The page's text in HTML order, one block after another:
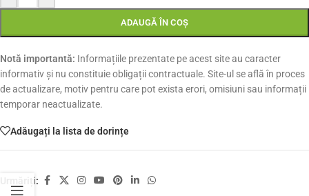
ADAUGĂ ÎN COȘ
Notă importantă: Informațiile prezentate pe acest site au caracter
informativ și nu constituie obligații contractuale. Site-ul se află în proces
de actualizare, motiv pentru care pot exista erori, omisiuni sau informații
temporar neactualizate.
Adăugați la lista de dorințe
Urmăriți: